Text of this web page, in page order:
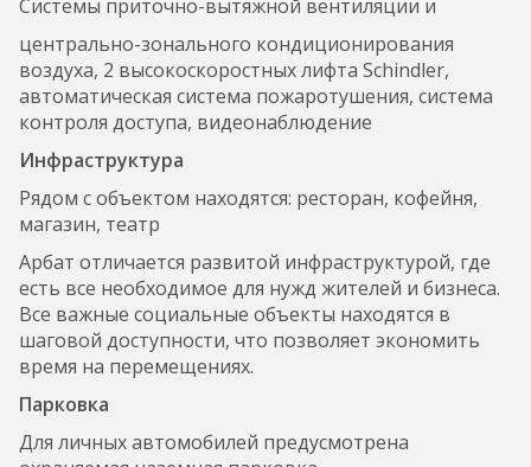
Системы приточно-вытяжной вентиляции и
центрально-зонального кондиционирования
воздуха, 2 высокоскоростных лифта Schindler,
автоматическая система пожаротушения, система
контроля доступа, видеонаблюдение
Инфраструктура
Рядом с объектом находятся: ресторан, кофейня,
магазин, театр
Арбат отличается развитой инфраструктурой, где
есть все необходимое для нужд жителей и бизнеса.
Все важные социальные объекты находятся в
шаговой доступности, что позволяет экономить
время на перемещениях.
Парковка
Для личных автомобилей предусмотрена